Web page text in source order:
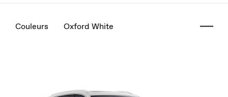
Couleurs Oxford White